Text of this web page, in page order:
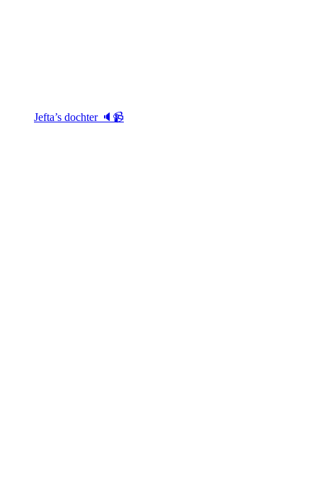
Jefta’s dochter 🔈📹